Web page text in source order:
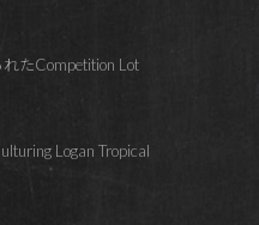
たCompetition Lot
Logan Tropical